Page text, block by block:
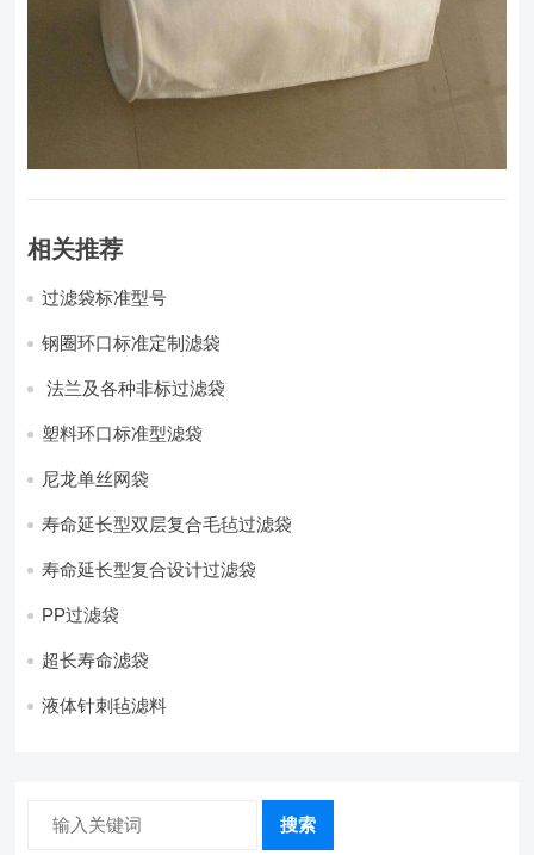
相关推荐
过滤袋标准型号
钢圈环口标准定制滤袋
法兰及各种非标过滤袋
塑料环口标准型滤袋
尼龙单丝网袋
寿命延长型双层复合毛毡过滤袋
寿命延长型复合设计过滤袋
PP过滤袋
超长寿命滤袋
液体针刺毡滤料
搜索